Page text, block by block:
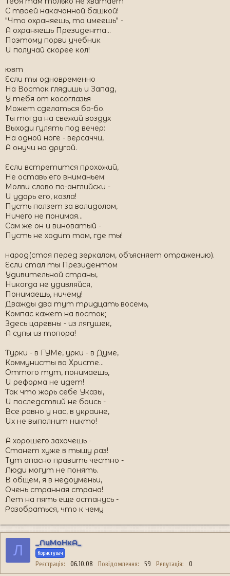
С твоей накачанной башкой!
"Что охраняешь, то имеешь" -
А охраняешь Президента...
Поэтому порви учебник
И получай скорее кол!
ювт
Если ты одновременно
На Восток глядишь и Запад,
У тебя от косоглазья
Может сделаться бо-бо.
Ты тогда на свежий воздух
Выходи гулять под вечер:
На одной ноге - версаччи,
А онучи на другой.
Если встретится прохожий,
Не оставь его вниманьем:
Молви слово по-английски -
И ударь его, козла!
Пусть ползет за валидолом,
Ничего не понимая...
Сам же он и виноватый -
Пусть не ходит там, где ты!
народ(стоя перед зеркалом, объясняет отражению).
Если стал ты Президентом
Удивительной страны,
Никогда не удивляйся,
Понимаешь, ничему!
Дважды два тут тридцать восемь,
Компас кажет на восток;
Здесь царевны - из лягушек,
А супы из топора!
Турки - в ГУМе, урки - в Думе,
Коммунисты во Христе...
Оттого тут, понимаешь,
И реформа не идет!
Так что жарь себе Указы,
И последствий не боись -
Все равно у нас, в украине,
Их не выполнит никто!
А хорошего захочешь -
Станет хуже в тыщу раз!
Тут опасно править честно -
Люди могут не понять.
В общем, я в недоуменьи,
Очень странная страна!
Лет на пять еще останусь -
Разобраться, что к чему
Л _ЛиМоНкА_
Користувач
Реєстрація 06.10.08 Повідомлення 59 Репутація 0